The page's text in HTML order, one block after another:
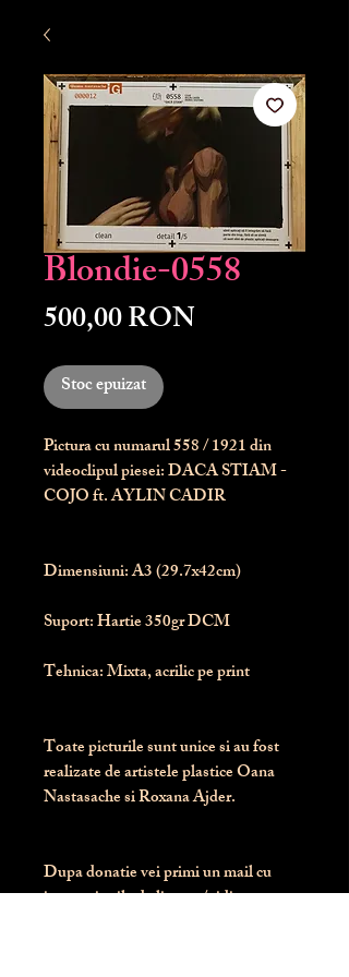
Blondie-0558
500,00 RONPreț
Stoc epuizat
Pictura cu numarul558/ 1921 din
videoclipul piesei: DACA STIAM -
COJO ft. AYLIN CADIR
Dimensiuni: A3 (29.7x42cm)
Suport: Hartie 350gr DCM
Tehnica: Mixta, acrilic pe print
Toate picturile sunt unice si au fost
realizate de artistele plastice Oana
Nastasache si Roxana Ajder.
Dupa donatie vei primi un mail cu
instructiunile de livrare / ridicare.